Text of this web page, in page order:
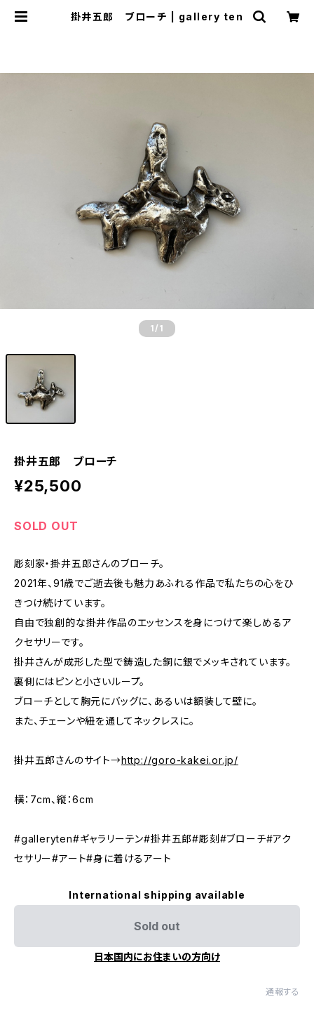
掛井五郎 ブローチ | gallery ten
1 /1
掛井五郎 ブローチ
¥25,500
SOLD OUT
彫刻家・掛井五郎さんのブローチ。
2021年、91歳でご逝去後も魅力あふれる作品で私たちの心をひ
きつけ続けています。
自由で独創的な掛井作品のエッセンスを身につけて楽しめるア
クセサリーです。
掛井さんが成形した型で鋳造した銅に銀でメッキされています。
裏側にはピンと小さいループ。
ブローチとして胸元にバッグに、あるいは額装して壁に。
また、チェーンや紐を通してネックレスに。
掛井五郎さんのサイト→http://goro-kakei.or.jp/
横：7cm、縦：6cm
#galleryten#ギャラリーテン#掛井五郎#彫刻#ブローチ#アク
セサリー#アート#身に着けるアート
International shipping available
Sold out
日本国内にお住まいの方向け
通報する